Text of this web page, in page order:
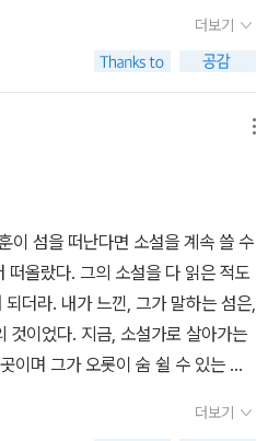
근친 혐오, 그 배경 속에서 쓰고 있
박남준 시인, 이정록 시인, 안현미
들을 소개하고 있다. 나는 그들 중
버들치 시인으로 소개되었던 박남
개글을 재미있게 읽었다. 그러나 그
다 읽을 수밖에 없었던 이유는 따로
한 사람이 결국 소설가로 살아가면
것을 나는 차마 외면할 수 없었다.
나간 현실이 얼마나 많은가. 그들
본의 확대재생산 속도를 늦춰줄, 도
람이란 그렇게 독하고 모진 것만은
겠는가. 나는 쓰기 시작했다. 섬의 딸
과의 일화를 보면 그렇지도 않다. ​​​자
은 부랑자처럼 보이는 사람과 형
인 일화들을 보면 절대 속물처럼도
에 빠졌다고 했을 때 응원했다가
을 알고 난 후 여동생을 사랑하는
찾아 가는 동안 얼마나 많은 말들
. 자신의 여동생을 지키기 위해 사
날 밤은 참 슬펐을 것 같다. 그런 그가
은 읽는 동안 한 여름의 바다처럼
만 했다. ​​​그의 얘기에는 그가 소설
은 아니다. 한때 그는 포장마차를
하는) 주인이었고 바다를 오가는
그에게 좋은 영양분을 주어 글을 쓰
작가가 거문도로 들어와 살기까지
생활해 온 터전인 여수, 부산, 서울
람의 눈으로 세상을 보는 일이 쉽지
에서 음식을 나누고 대화하는 가운
에서는 전문성을 띠는 독특함으로
는 이들에 대한 애정은 삶을 관조
까이 지낸 생활인들부터 문단의 거
생생하고 역동적으로 담아 평범함
여준다. 음식 솜씨가 좋은 방이 이모
린 돈벌이보다는 배고픈 이들의
았지만 그 책의 내용이 어떤 것인지
은 것과 무엇이 다른지...에 대한 글
한 생각을 해봤던 '기억'이 난다. 뭐
지만 한창훈의 글을 다 읽고 나서
을 얻었는지 생각해보려고 하니 더
모르겠다. 글을 쓴다는 것은 결코
여 나는 글을 쓴다는 것이 왜 그리도
유들 중 하나가 글에는 '진실'이 담겨
[나의 사적인 도시]를 읽다가 그녀
내게 유의미한 것인가에 대한 생각
꾸만 뒤로 미루려고 한 이유는 '생
. 좋은 글이 내 안에 들어와 어떤 뜻
은 나 자신의 것으로 글을 받아들여
으로, 깊이를 따질 수 없는 얕은 것
더보기
이 섬을 떠난다면 소설을 계속 쓸 수
떠올랐다. 그의 소설을 다 읽은 적도
더라. 내가 느낀, 그가 말하는 섬은,
것이었다. 지금, 소설가로 살아가는
이며 그가 오롯이 숨 쉴 수 있는 곳
해줄 것처럼 제목에서부터 말하고
더보기